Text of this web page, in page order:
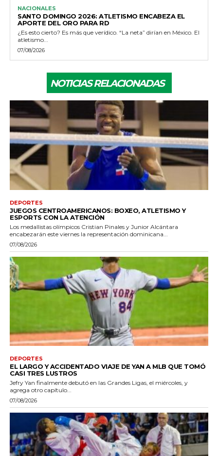
NACIONALES
SANTO DOMINGO 2026: ATLETISMO ENCABEZA EL
APORTE DEL ORO PARA RD
¿Es esto cierto? Es más que verídico. “La neta” dirían en México. El
atletismo...
07/08/2026
NOTICIAS RELACIONADAS
DEPORTES
JUEGOS CENTROAMERICANOS: BOXEO, ATLETISMO Y
ESPORTS CON LA ATENCIÓN
Los medallistas olímpicos Cristian Pinales y Junior Alcántara
encabezarán este viernes la representación dominicana...
07/08/2026
DEPORTES
EL LARGO Y ACCIDENTADO VIAJE DE YAN A MLB QUE TOMÓ
CASI TRES LUSTROS
Jefry Yan finalmente debutó en las Grandes Ligas, el miércoles, y
agrega otro capítulo...
07/08/2026